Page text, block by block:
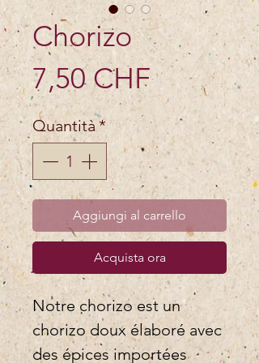
Chorizo
7,50 CHFPrezzo
Quantità *
Aggiungi al carrello
Acquista ora
Notre chorizo est un
chorizo doux élaboré avec
des épices importées